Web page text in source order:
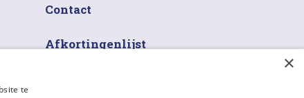
Contact
Afkortingenlijst
×
te